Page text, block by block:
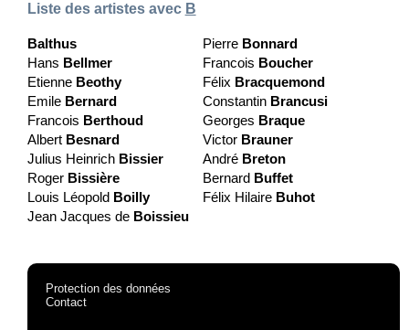
Liste des artistes avec B
Balthus
Hans Bellmer
Etienne Beothy
Emile Bernard
Francois Berthoud
Albert Besnard
Julius Heinrich Bissier
Roger Bissière
Louis Léopold Boilly
Jean Jacques de Boissieu
Pierre Bonnard
Francois Boucher
Félix Bracquemond
Constantin Brancusi
Georges Braque
Victor Brauner
André Breton
Bernard Buffet
Félix Hilaire Buhot
Protection des données
Contact